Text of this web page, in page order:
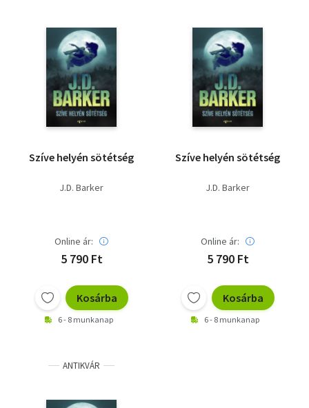
Szakkönyv
Szótár, nyelvkönyv
Tankönyv, segédkönyv
Társadalomtudomány
Természettudomány
Szíve helyén sötétség
J.D. Barker
Online ár:
5 790 Ft
Kosárba
6 - 8 munkanap
Szíve helyén sötétség
J.D. Barker
Online ár:
5 790 Ft
Kosárba
6 - 8 munkanap
ANTIKVÁR